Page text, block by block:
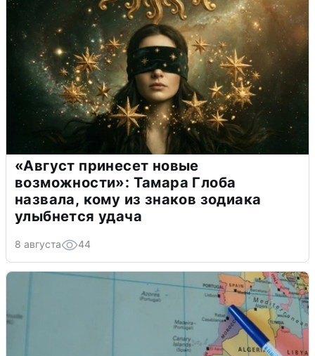
«Август принесет новые
возможности»: Тамара Глоба
назвала, кому из знаков зодиака
улыбнется удача
8 августа 44